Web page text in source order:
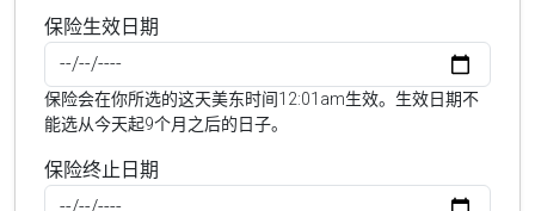
保险生效日期
保险会在你所选的这天美东时间12:01am生效。生效日期不
能选从今天起9个月之后的日子。
保险终止日期